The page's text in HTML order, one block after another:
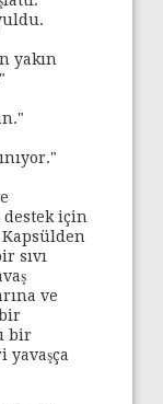
yakın
destek için
sıvı
ve
bir
yavaşça